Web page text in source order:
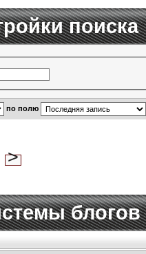
поиска
по полю
>
блогов